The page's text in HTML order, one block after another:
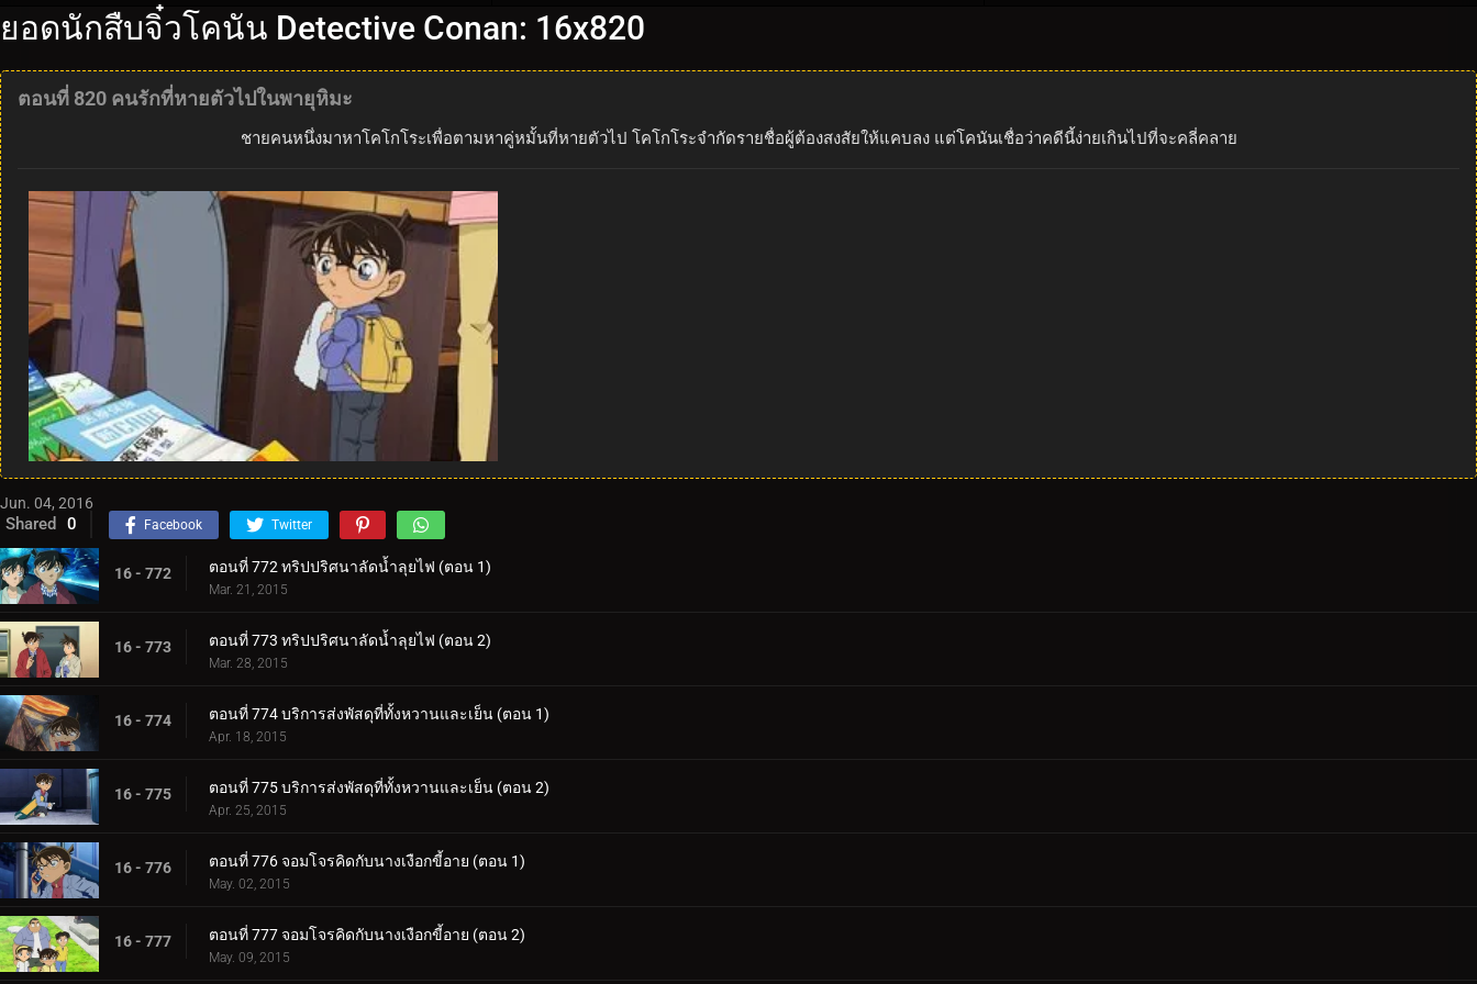
ยอดนักสืบจิ๋วโคนัน Detective Conan: 16x820
ตอนที่ 820 คนรักที่หายตัวไปในพายุหิมะ
ชายคนหนึ่งมาหาโคโกโระเพื่อตามหาคู่หมั้นที่หายตัวไป โคโกโระจำกัดรายชื่อผู้ต้องสงสัยให้แคบลง แต่โคนันเชื่อว่าคดีนี้ง่ายเกินไปที่จะคลี่คลาย
Jun. 04, 2016
Shared 0 Facebook Twitter
16 - 772 ตอนที่ 772 ทริปปริศนาลัดน้ำลุยไฟ (ตอน 1)
Mar. 21, 2015
16 - 773 ตอนที่ 773 ทริปปริศนาลัดน้ำลุยไฟ (ตอน 2)
Mar. 28, 2015
16 - 774 ตอนที่ 774 บริการส่งพัสดุที่ทั้งหวานและเย็น (ตอน 1)
Apr. 18, 2015
16 - 775 ตอนที่ 775 บริการส่งพัสดุที่ทั้งหวานและเย็น (ตอน 2)
Apr. 25, 2015
16 - 776 ตอนที่ 776 จอมโจรคิดกับนางเงือกขี้อาย (ตอน 1)
May. 02, 2015
16 - 777 ตอนที่ 777 จอมโจรคิดกับนางเงือกขี้อาย (ตอน 2)
May. 09, 2015